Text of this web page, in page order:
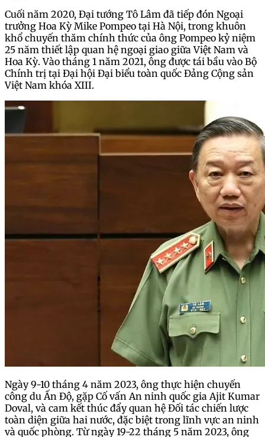
Cuối năm 2020, Đại tướng Tô Lâm đã tiếp đón Ngoại
trưởng Hoa Kỳ Mike Pompeo tại Hà Nội, trong khuôn
khổ chuyến thăm chính thức của ông Pompeo kỷ niệm
25 năm thiết lập quan hệ ngoại giao giữa Việt Nam và
Hoa Kỳ. Vào tháng 1 năm 2021, ông được tái bầu vào Bộ
Chính trị tại Đại hội Đại biểu toàn quốc Đảng Cộng sản
Việt Nam khóa XIII.
Ngày 9-10 tháng 4 năm 2023, ông thực hiện chuyến
công du Ấn Độ, gặp Cố vấn An ninh quốc gia Ajit Kumar
Doval, và cam kết thúc đẩy quan hệ Đối tác chiến lược
toàn diện giữa hai nước, đặc biệt trong lĩnh vực an ninh
và quốc phòng. Từ ngày 19-22 tháng 5 năm 2023, ông